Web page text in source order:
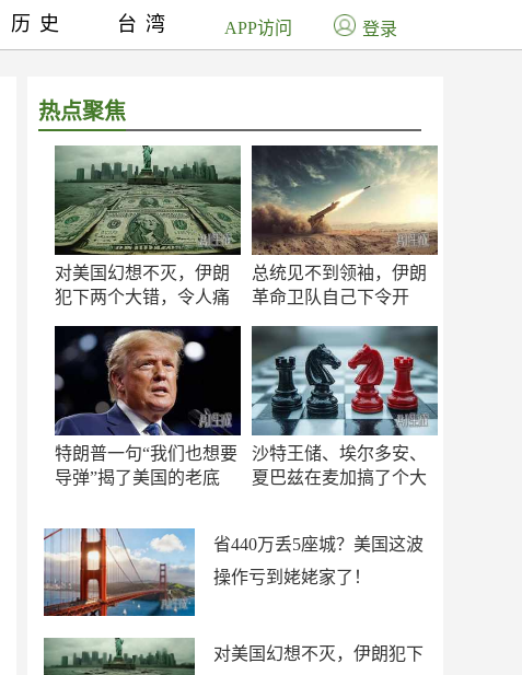
热点聚焦
对美国幻想不灭，伊朗
犯下两个大错，令人痛
总统见不到领袖，伊朗
革命卫队自己下令开
特朗普一句“我们也想要
导弹”揭了美国的老底
沙特王储、埃尔多安、
夏巴兹在麦加搞了个大
省440万丢5座城？美国这波
操作亏到姥姥家了！
对美国幻想不灭，伊朗犯下
历史 台湾 APP访问 登录